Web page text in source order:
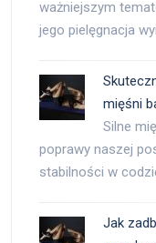
ważniejszym
jego pielęgnacja
mięśni
Silne
poprawy naszej
stabilności w
Jak